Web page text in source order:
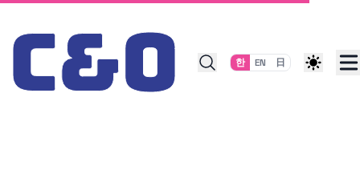
Skip to content
한 EN 日